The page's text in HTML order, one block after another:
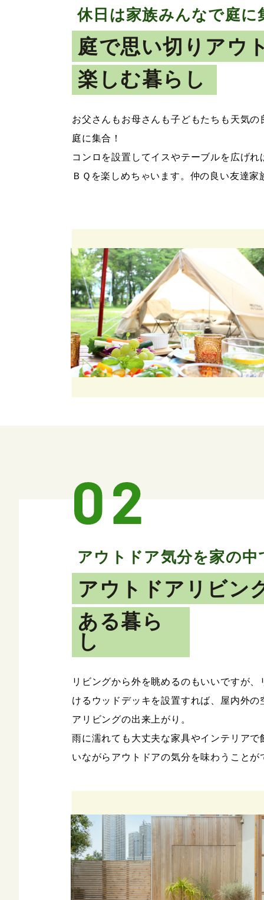
休日は家族みんなで庭に
庭で思い切りアウ
楽しむ暮らし
お父さんもお母さんも子どもたちも天気
庭に集合！
コンロを設置してイスやテーブルを広げ
ＢＱを楽しめちゃいます。仲の良い友達
アウトドア気分を家の
アウトドアリビン
ある暮ら
し
リビングから外を眺めるのもいいですが
けるウッドデッキを設置すれば、屋内外
アリビングの出来上がり。
雨に濡れても大丈夫な家具やインテリア
いながらアウトドアの気分を味わうことが